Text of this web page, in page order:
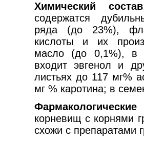
Химический состав
содержатся
ряда (до 23%),
кислоты и их
масло (до 0,1%), в
входит эвгенол и
листьях до 117 мг%
мг % каротина; в
корневищ с корнями
схожи с препаратами